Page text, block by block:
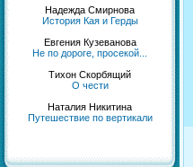
Надежда Смирнова
История Кая и Герды
Евгения Кузеванова
Не по дороге, просекой...
Тихон Скорбящий
О чести
Наталия Никитина
Путешествие по вертикали